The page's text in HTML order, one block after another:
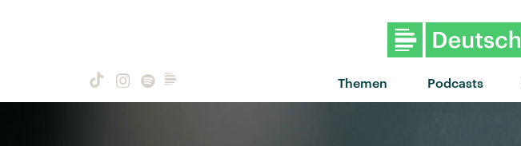
Themen Podcasts